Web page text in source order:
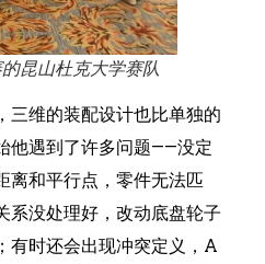
昆山杜克大学赛队
三维的装配设计也比单独的
他遇到了许多问题——没定
离和平行点，零件无法匹
系没处理好，改动底盘轮子
有时还会出现冲突定义，A